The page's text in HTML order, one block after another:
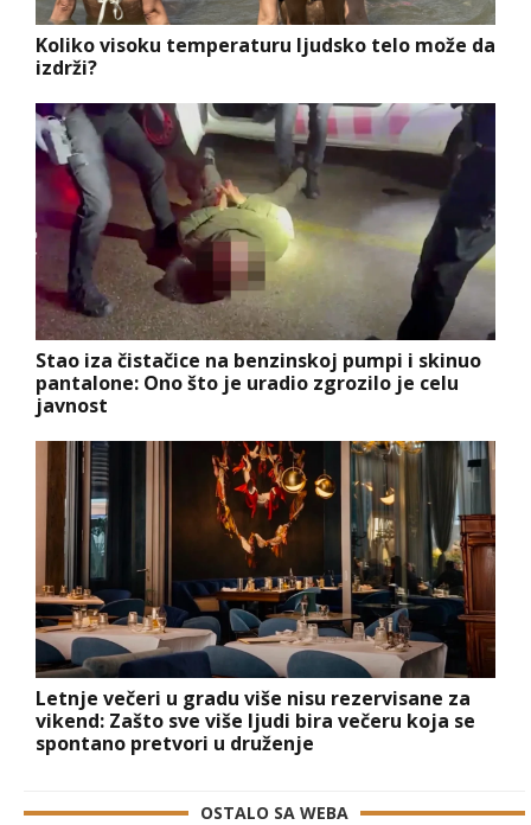
Koliko visoku temperaturu ljudsko telo može da
izdrži?
Stao iza čistačice na benzinskoj pumpi i skinuo
pantalone: Ono što je uradio zgrozilo je celu
javnost
Letnje večeri u gradu više nisu rezervisane za
vikend: Zašto sve više ljudi bira večeru koja se
spontano pretvori u druženje
OSTALO SA WEBA